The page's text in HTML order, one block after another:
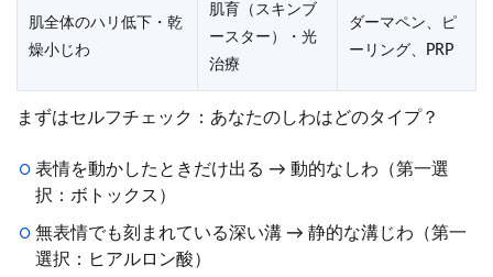
肌全体のハリ低下・乾
燥小じわ
肌育（スキンブ
ースター）・光
治療
ダーマペン、ピ
ーリング、PRP
まずはセルフチェック：あなたのしわはどのタイプ？
表情を動かしたときだけ出る → 動的なしわ（第一選
択：ボトックス）
無表情でも刻まれている深い溝 → 静的な溝じわ（第一
選択：ヒアルロン酸）